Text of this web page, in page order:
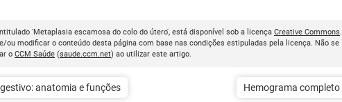
'Metaplasia escamosa do colo do útero', está disponível sob a licença Creative Commons.
ou modificar o conteúdo desta página com base nas condições estipuladas pela licença. Não se
o CCM Saúde (saude.ccm.net) ao utilizar este artigo.
anatomia e funções Hemograma completo